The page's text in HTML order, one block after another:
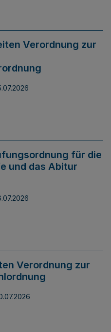
Verordnung zur
für die
und das Abitur
Verordnung zur